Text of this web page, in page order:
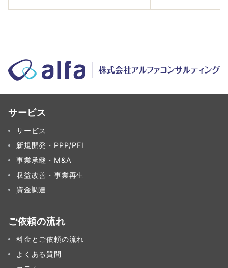
サービス
サービス
新規開発・PPP/PFI
事業承継・M&A
収益改善・事業再生
資金調達
ご依頼の流れ
料金とご依頼の流れ
よくある質問